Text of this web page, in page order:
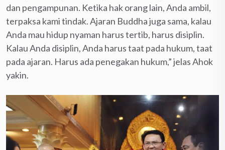
dan pengampunan. Ketika hak orang lain, Anda ambil,
terpaksa kami tindak. Ajaran Buddha juga sama, kalau
Anda mau hidup nyaman harus tertib, harus disiplin.
Kalau Anda disiplin, Anda harus taat pada hukum, taat
pada ajaran. Harus ada penegakan hukum,” jelas Ahok
yakin.